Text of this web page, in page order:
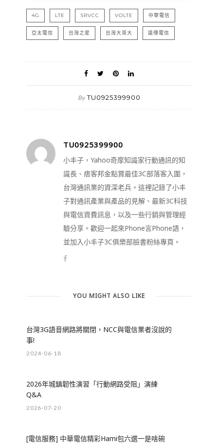
4G LTE SRVCC VOLTE 中華電信
亞太電信 台灣之星 台灣大哥大 遠傳電信
By TU0925399900
TU0925399900
小丰子，Yahoo奇摩知識家行動通訊的知
識長、痞客邦金點賞最佳3C部落客入圍，
台灣通訊業的資深老兵。這裡記錄了小丰
子對通訊產業與產品的見解、最新3C科技
與電信資費訊息，以及一些行銷與管理經
驗分享。歡迎一起來Phone言Phone語，
並加入小丰子3C俱樂部臉書粉絲專頁。
YOU MIGHT ALSO LIKE
台灣3G語音網路將關閉，NCC與電信業者沒說的
事!
2024-06-18
2026年城鎮韌性演習「行動網路受阻」演練
Q&A
2026-07-20
[電信服務] 中華電信精彩Hami包六選一是啥碗